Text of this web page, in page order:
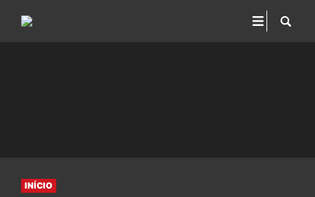
INÍCIO